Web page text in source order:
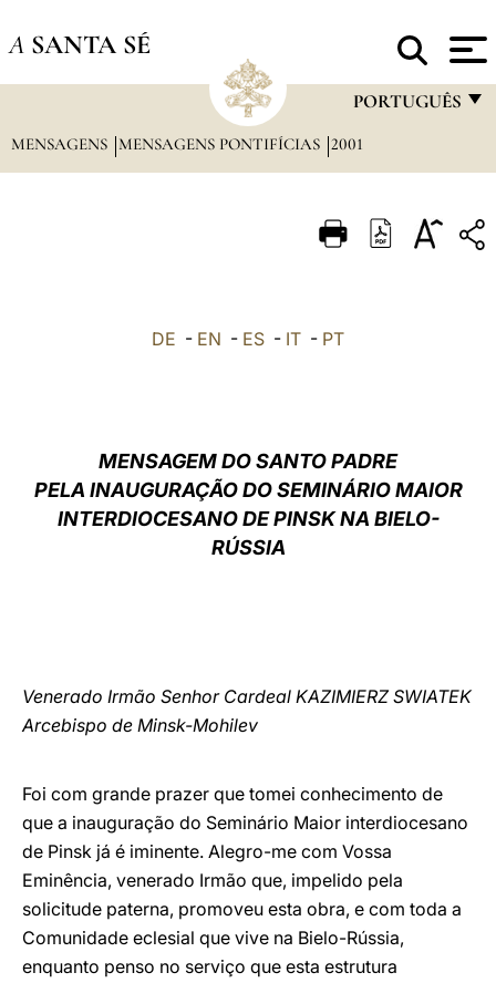
A SANTA SÉ
PORTUGUÊS
FRANÇAIS
ITALIANO
中文
LATINE
MENSAGENS MENSAGENS PONTIFÍCIAS 2001
DE - EN - ES - IT - PT
MENSAGEM DO SANTO PADRE
PELA INAUGURAÇÃO DO SEMINÁRIO MAIOR
INTERDIOCESANO DE PINSK NA BIELO-
RÚSSIA
Venerado Irmão Senhor Cardeal KAZIMIERZ SWIATEK
Arcebispo de Minsk-Mohilev
Foi com grande prazer que tomei conhecimento de
que a inauguração do Seminário Maior interdiocesano
de Pinsk já é iminente. Alegro-me com Vossa
Eminência, venerado Irmão que, impelido pela
solicitude paterna, promoveu esta obra, e com toda a
Comunidade eclesial que vive na Bielo-Rússia,
enquanto penso no serviço que esta estrutura